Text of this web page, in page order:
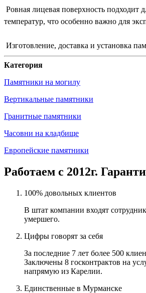
Ровная лицевая поверхность подходит
температур, что особенно важно для
Изготовление, доставка и установка
Категория
Памятники на могилу
Вертикальные памятники
Гранитные памятники
Часовни на кладбище
Европейские памятники
Работаем с 2012г.
100% довольных клиентов
В штат компании входят
умершего.
Цифры говорят за себя
За последние 7 лет более 500
Заключены 8 госконтрактов на
напрямую из Карелии.
Единственные в Мурманске